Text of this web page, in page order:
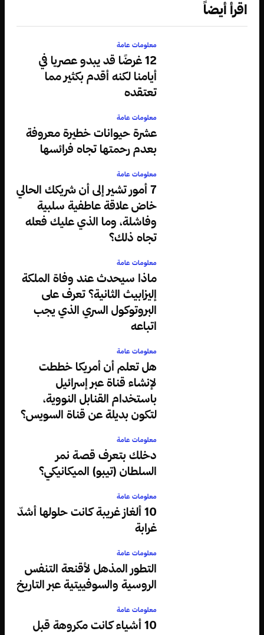
اقرأ أيضاً
معلومات عامة
12 غرضًا قد يبدو عصريا في
أيامنا لكنه أقدم بكثير مما
تعتقده
معلومات عامة
عشرة حيوانات خطيرة معروفة
بعدم رحمتها تجاه فرائسها
معلومات عامة
7 أمور تشير إلى أن شريكك الحالي
خاض علاقة عاطفية سلبية
وفاشلة، وما الذي عليك فعله
تجاه ذلك؟
معلومات عامة
ماذا سيحدث عند وفاة الملكة
إليزابيث الثانية؟ تعرف على
البروتوكول السري الذي يجب
اتباعه
معلومات عامة
هل تعلم أن أمريكا خططت
لإنشاء قناة عبر إسرائيل
باستخدام القنابل النووية،
لتكون بديلة عن قناة السويس؟
معلومات عامة
دخلك بتعرف قصة نمر
السلطان (تيبو) الميكانيكي؟
معلومات عامة
10 ألغاز غريبة كانت حلولها أشدّ
غرابة
معلومات عامة
التطور المذهل لأقنعة التنفس
الروسية والسوفييتية عبر التاريخ
معلومات عامة
10 أشياء كانت مكروهة قبل